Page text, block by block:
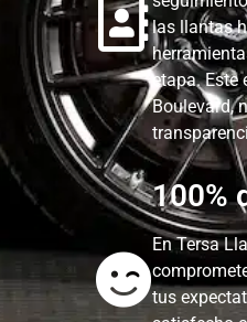
acondicionado.
Adan Robles
las llantas
etapa. Este
Boulevard,
100%
En Tersa
tus